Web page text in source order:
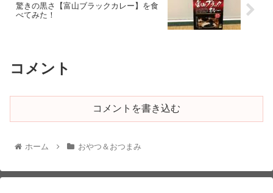
驚きの黒さ【富山ブラックカレー】を食
べてみた！
コメント
コメントを書き込む
ホーム おやつ＆おつまみ